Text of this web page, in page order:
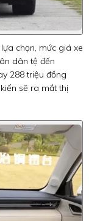
chọn, mức giá xe
dân tệ đến
288 triệu đồng
sẽ ra mắt thị